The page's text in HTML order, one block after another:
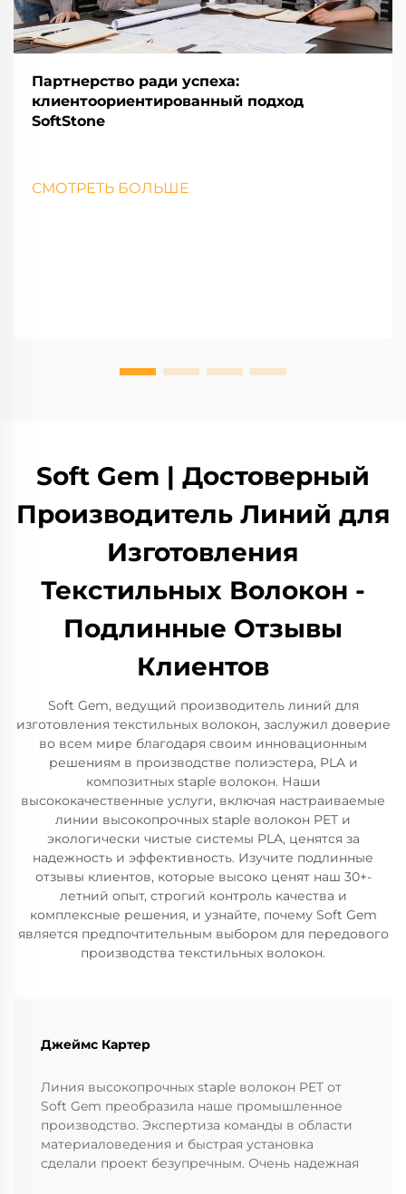
Партнерство ради успеха:
клиентоориентированный подход
SoftStone
СМОТРЕТЬ БОЛЬШЕ
Soft Gem | Достоверный
Производитель Линий для
Изготовления
Текстильных Волокон -
Подлинные Отзывы
Клиентов
Soft Gem, ведущий производитель линий для
изготовления текстильных волокон, заслужил доверие
во всем мире благодаря своим инновационным
решениям в производстве полиэстера, PLA и
композитных staple волокон. Наши
высококачественные услуги, включая настраиваемые
линии высокопрочных staple волокон PET и
экологически чистые системы PLA, ценятся за
надежность и эффективность. Изучите подлинные
отзывы клиентов, которые высоко ценят наш 30+-
летний опыт, строгий контроль качества и
комплексные решения, и узнайте, почему Soft Gem
является предпочтительным выбором для передового
производства текстильных волокон.
Джеймс Картер
Линия высокопрочных staple волокон PET от
Soft Gem преобразила наше промышленное
производство. Экспертиза команды в области
материаловедения и быстрая установка
сделали проект безупречным. Очень надежная